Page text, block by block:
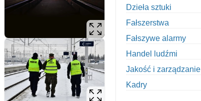
Dzieła sztuki
Fałszerstwa
Fałszywe alarmy
Handel ludźmi
Jakość i zarządzanie
Kadry